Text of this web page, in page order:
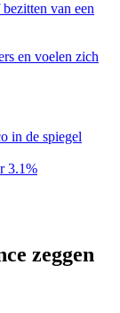
van een
en voelen zich
in de spiegel
3.1%
zeggen